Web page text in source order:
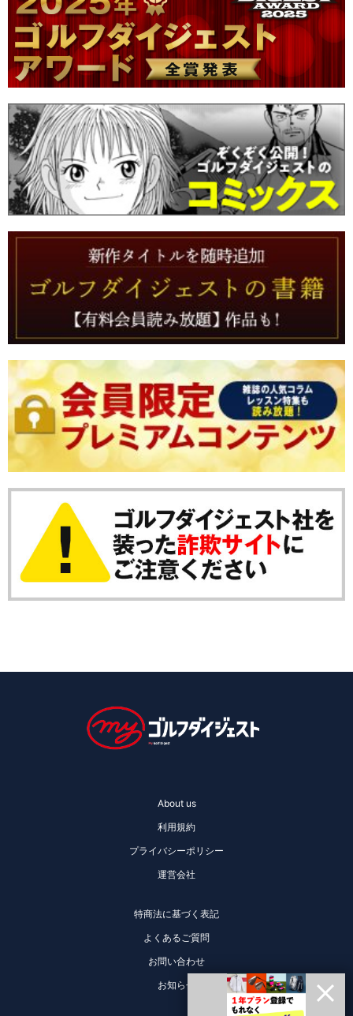
About us
利用規約
プライバシーポリシー
運営会社
特商法に基づく表記
よくあるご質問
お問い合わせ
お知らせ